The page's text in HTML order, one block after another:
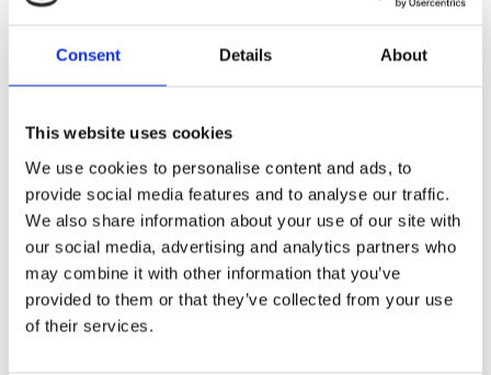
Consent Details About
This website uses cookies
We use cookies to personalise content and ads, to
provide social media features and to analyse our traffic.
We also share information about your use of our site with
our social media, advertising and analytics partners who
may combine it with other information that you’ve
provided to them or that they’ve collected from your use
of their services.